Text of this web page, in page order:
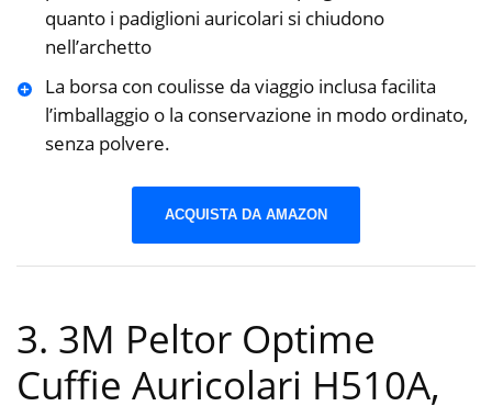
quanto i padiglioni auricolari si chiudono
nell’archetto
La borsa con coulisse da viaggio inclusa facilita
l’imballaggio o la conservazione in modo ordinato,
senza polvere.
ACQUISTA DA AMAZON
3. 3M Peltor Optime
Cuffie Auricolari H510A,